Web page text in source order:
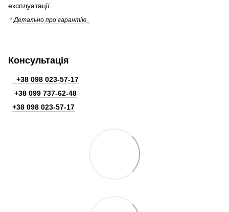
експлуатації.
* Детально про гарантію_
Консультація
+38 098 023-57-17
+38 099 737-62-48
+38 098 023-57-17